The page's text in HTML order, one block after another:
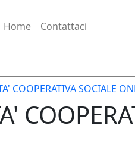
Home Contattaci
COOPERATIVA SOCIALE